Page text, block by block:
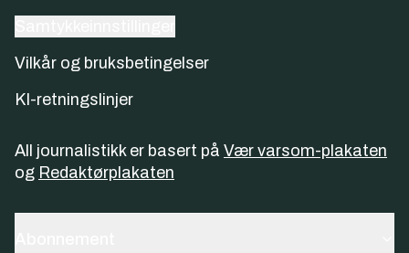
Vilkår og bruksbetingelser
KI-retningslinjer
All journalistikk er basert på Vær varsom-plakaten
og Redaktørplakaten